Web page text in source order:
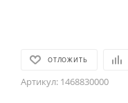
ОТЛОЖИТЬ
Артикул: 1468830000